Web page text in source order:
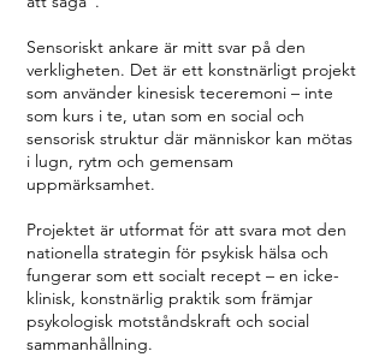
Sensoriskt ankare är mitt svar på den
verkligheten. Det är ett konstnärligt projekt
som använder kinesisk teceremoni – inte
som kurs i te, utan som en social och
sensorisk struktur där människor kan mötas
i lugn, rytm och gemensam
uppmärksamhet.
Projektet är utformat för att svara mot den
nationella strategin för psykisk hälsa och
fungerar som ett socialt recept – en icke-
klinisk, konstnärlig praktik som främjar
psykologisk motståndskraft och social
sammanhållning.